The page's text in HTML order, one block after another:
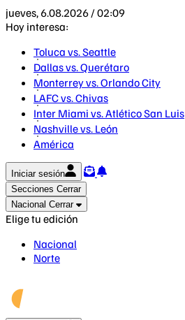
jueves, 6.08.2026 / 02:09
Hoy interesa:
Toluca vs. Seattle
Dallas vs. Querétaro
Monterrey vs. Orlando City
LAFC vs. Chivas
Inter Miami vs. Atlético San Luis
Nashville vs. León
América
Iniciar sesión
Secciones Cerrar
Nacional Cerrar
Elige tu edición
Nacional
Norte